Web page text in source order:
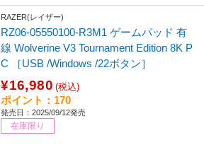
RAZER(レイザー)
RZ06-05550100-R3M1 ゲームパッド 有
線 Wolverine V3 Tournament Edition 8K P
C ［USB /Windows /22ボタン］
¥16,980 (税込)
ポイント：170
発売日：2025/09/12発売
在庫限り